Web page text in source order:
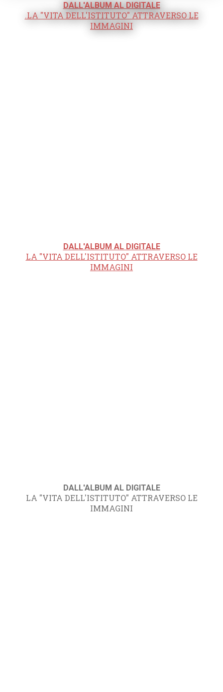
DALL'ALBUM AL DIGITALE
.LA "VITA DELL'ISTITUTO" ATTRAVERSO LE
IMMAGINI
DALL'ALBUM AL DIGITALE
LA "VITA DELL'ISTITUTO" ATTRAVERSO LE
IMMAGINI
DALL'ALBUM AL DIGITALE
LA "VITA DELL'ISTITUTO" ATTRAVERSO LE
IMMAGINI